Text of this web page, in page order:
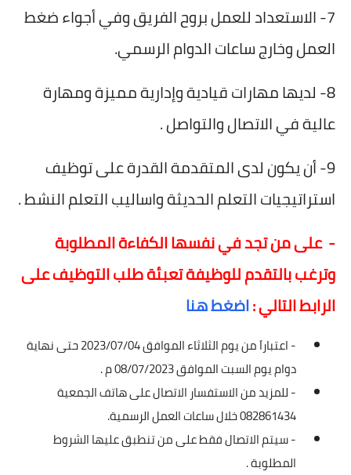
7- الاستعداد للعمل بروح الفريق وفي أجواء ضغط
العمل وخارج ساعات الدوام الرسمي.
8- لديها مهارات قيادية وإدارية مميزة ومهارة
عالية في الاتصال والتواصل .
9- أن يكون لدى المتقدمة القدرة على توظيف
استراتيجيات التعلم الحديثة واساليب التعلم النشط .
- على من تجد في نفسها الكفاءة المطلوبة
وترغب بالتقدم للوظيفة تعبئة طلب التوظيف على
الرابط التالي :اضغط هنا
- اعتباراَ من يوم الثلاثاء الموافق 2023/07/04 حتى نهاية
دوام يوم السبت الموافق 08/07/2023 م .
- للمزيد من الاستفسار الاتصال على هاتف الجمعية
082861434 خلال ساعات العمل الرسمية.
- سيتم الاتصال فقط على من تنطبق عليها الشروط
المطلوبة .